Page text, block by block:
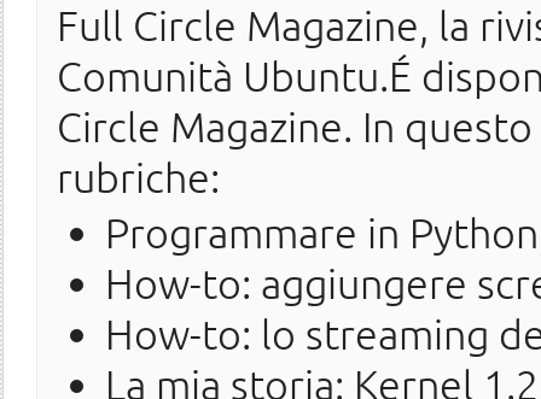
Full Circle Magazine, la
Comunità Ubuntu.É
Circle Magazine. In
rubriche:
Programmare in
How-to: aggiungere
How-to: lo streaming
La mia storia: Kernel 1.2